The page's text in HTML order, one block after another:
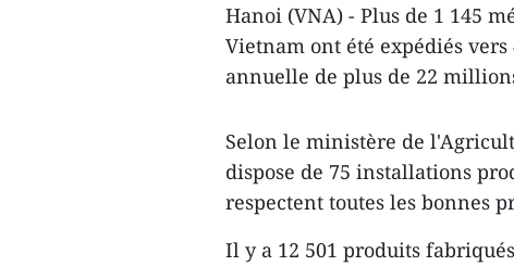
Hanoi (VNA) - Plus de 1 145
Vietnam ont été expédiés
annuelle de plus de 22
Selon le ministère de
dispose de 75 installations
respectent toutes les bonnes
Il y a 12 501 produits